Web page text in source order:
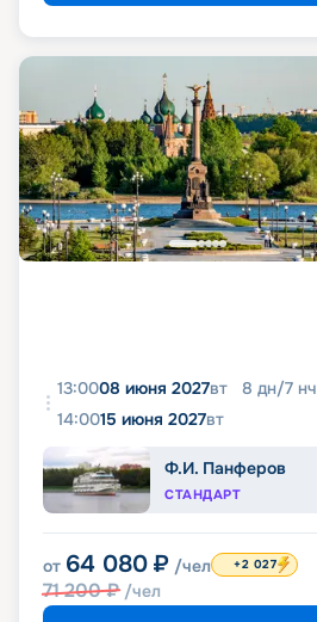
13:0008 июня 2027вт 8 дн/7 нч
14:0015 июня 2027вт
Ф.И. Панферов
СТАНДАРТ
от 64 080 ₽ /чел
71 200₽ /чел
+2 027